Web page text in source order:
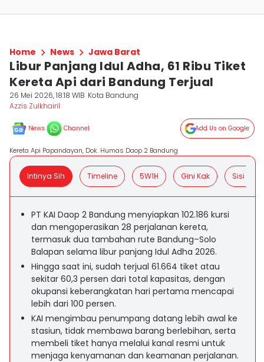
Home News Jawa Barat
Libur Panjang Idul Adha, 61 Ribu Tiket
Kereta Api dari Bandung Terjual
26 Mei 2026, 18:18 WIB Kota Bandung
Azzis Zulkhairil
News Channel Add Us on Google
Kereta Api Papandayan, Dok. Humas Daop 2 Bandung
Intinya Sih Timeline 5W1H Gini Kak Sisi
PT KAI Daop 2 Bandung menyiapkan 102.186 kursi
dan mengoperasikan 28 perjalanan kereta,
termasuk dua tambahan rute Bandung–Solo
Balapan selama libur panjang Idul Adha 2026.
Hingga saat ini, sudah terjual 61.664 tiket atau
sekitar 60,3 persen dari total kapasitas, dengan
okupansi keberangkatan hari pertama mencapai
lebih dari 100 persen.
KAI mengimbau penumpang datang lebih awal ke
stasiun, tidak membawa barang berlebihan, serta
membeli tiket hanya melalui kanal resmi untuk
menjaga kenyamanan dan keamanan perjalanan.